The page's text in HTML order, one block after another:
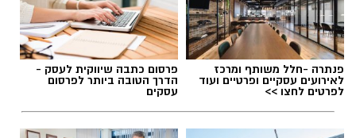
פנתרה -חלל משותף ומרכז
לאירועים עסקיים ופרטיים ועוד
לפרטים לחצו >>
פרסום כתבה שיווקית לעסק -
הדרך הטובה ביותר לפרסום
עסקים